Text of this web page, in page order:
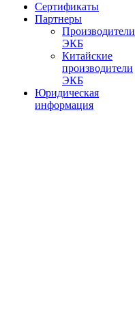
Сертификаты
Партнеры
Производители
ЭКБ
Китайские
производители
ЭКБ
Юридическая
информация